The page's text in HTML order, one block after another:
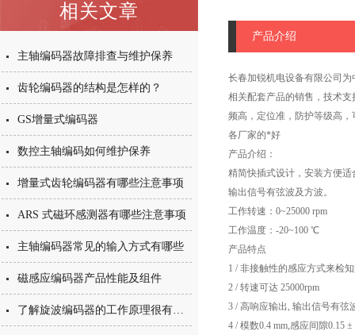
相关文章
主轴编码器故障排查与维护保养
齿轮编码器的结构是怎样的？
GS增量式编码器
数控主轴编码如何维护保养
增量式齿轮编码器有哪些注意事项
ARS 式磁环感测器有哪些注意事项
主轴编码器常见的输入方式有哪些
磁感应编码器产品性能及组件
了解旋波编码器的工作原理很有必要
产品介绍
长春加锐机电设备有限公司
相关配套产品的销售，技术
频高，定位准，防护等级高
各厂家的*好
产品介绍：
精简快插式设计，安装方便
输出信号有弦波及方波。
工作转速：0~25000 rpm
工作温度：-20~100 ℃
产品特点
1 / 非接触性的感应方式来检
2 / 转速可达 25000rpm
3 / 高响应输出, 输出信号有弦
4 / 模数0.4 mm,感应间隙0.15 ±